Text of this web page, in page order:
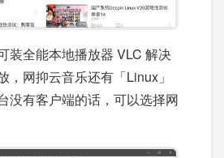
装全能本地播放器 VLC 解决
，网抑云音乐还有「Linux」
没有客户端的话，可以选择网